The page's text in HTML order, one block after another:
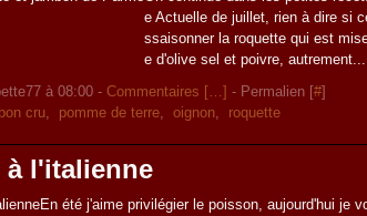
e Actuelle de juillet, rien à dire si
ssaisonner la roquette qui est
e d'olive sel et poivre, autrement...
à 08:00 -Commentaires […] - Permalien [#]
cru, pomme de terre,oignon, roquette
à l'italienne
En été j'aime privilégier le poisson, aujourd'hui je